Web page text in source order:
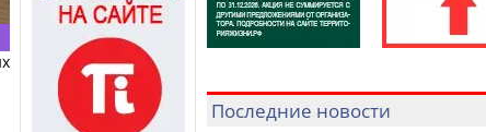
Последние новости